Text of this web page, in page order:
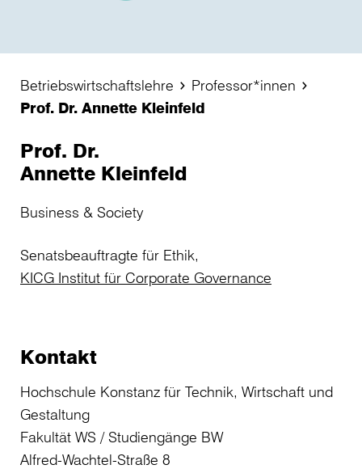
Betriebswirtschaftslehre
Professor*innen
Prof. Dr. Annette Kleinfeld
Prof. Dr.
Annette Kleinfeld
Business & Society
Senatsbeauftragte für Ethik,
KICG Institut für Corporate Governance
Kontakt
Hochschule Konstanz für Technik, Wirtschaft und
Gestaltung
Fakultät WS / Studiengänge BW
Alfred-Wachtel-Straße 8